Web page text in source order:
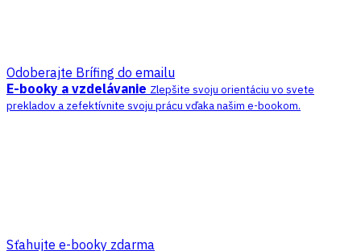
Odoberajte Brífing do emailu
E-booky a vzdelávanie Zlepšite svoju orientáciu vo svete
prekladov a zefektívnite svoju prácu vďaka našim e-bookom.
Sťahujte e-booky zdarma